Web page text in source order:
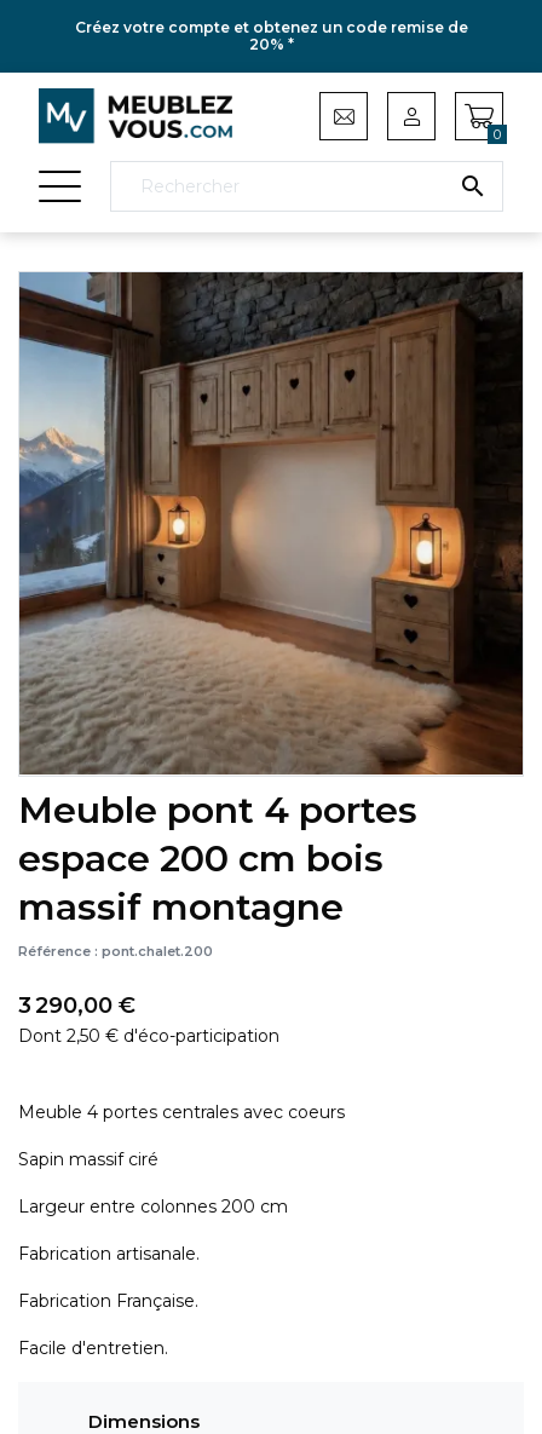
Créez votre compte et obtenez un code remise de
20% *

0
Meuble pont 4 portes
espace 200 cm bois
massif montagne
Référence : pont.chalet.200
3 290,00 €
Dont 2,50 € d'éco-participation
Meuble 4 portes centrales avec coeurs
Sapin massif ciré
Largeur entre colonnes 200 cm
Fabrication artisanale.
Fabrication Française.
Facile d'entretien.
Dimensions